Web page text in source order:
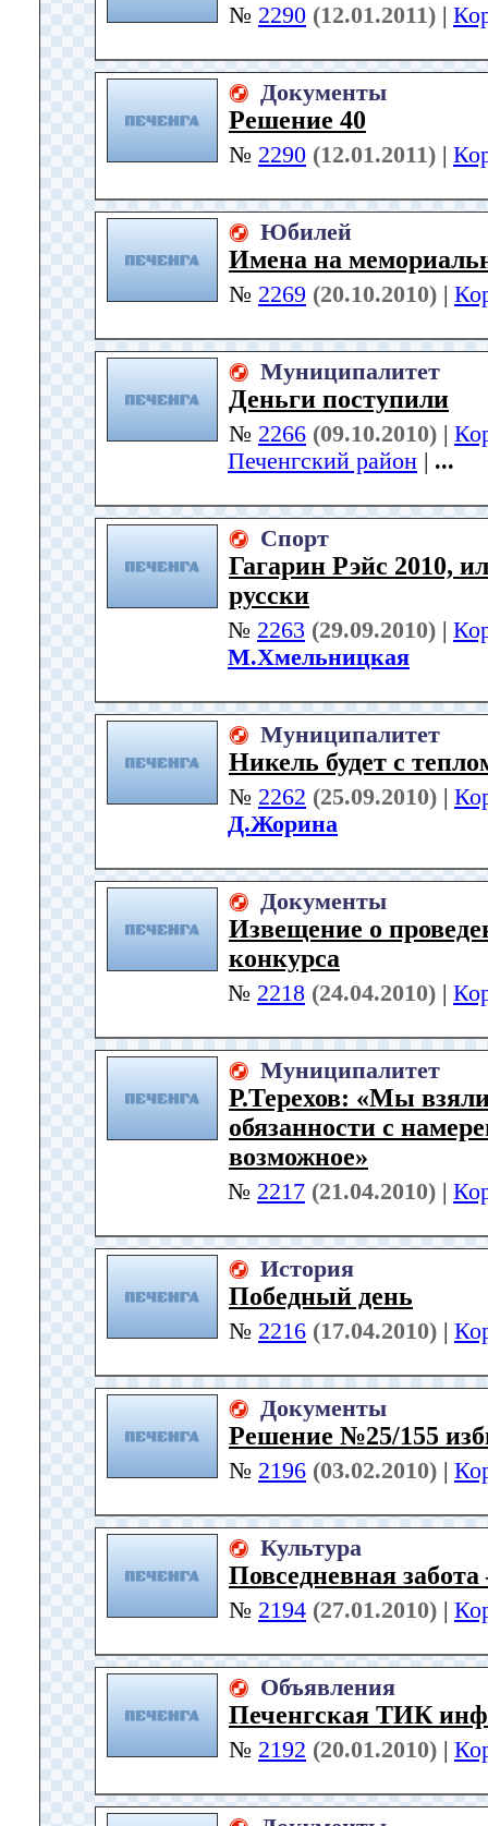
№ 2290 (12.01.2011) |
Документы
Решение 40
№ 2290 (12.01.2011) |
Юбилей
Имена на
№ 2269 (20.10.2010) |
Муниципалитет
Деньги поступили
№ 2266 (09.10.2010) |
Печенгский район | ...
Спорт
Гагарин Рэйс 2010,
русски
№ 2263 (29.09.2010) |
М.Хмельницкая
Муниципалитет
Никель будет с
№ 2262 (25.09.2010) |
Д.Жорина
Документы
Извещение о
конкурса
№ 2218 (24.04.2010) |
Муниципалитет
Р.Терехов: «Мы
обязанности с
возможное»
№ 2217 (21.04.2010) |
История
Победный день
№ 2216 (17.04.2010) |
Документы
Решение №25/155
№ 2196 (03.02.2010) |
Культура
Повседневная
№ 2194 (27.01.2010) |
Объявления
Печенгская ТИК
№ 2192 (20.01.2010) |